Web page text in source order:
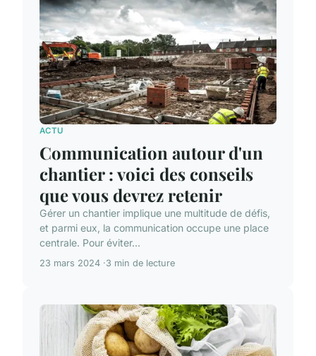
ACTU
Communication autour d'un
chantier : voici des conseils
que vous devrez retenir
Gérer un chantier implique une multitude de défis,
et parmi eux, la communication occupe une place
centrale. Pour éviter...
23 mars 2024 3 min de lecture